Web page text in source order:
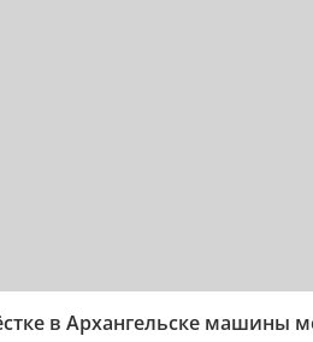
в Архангельске машины